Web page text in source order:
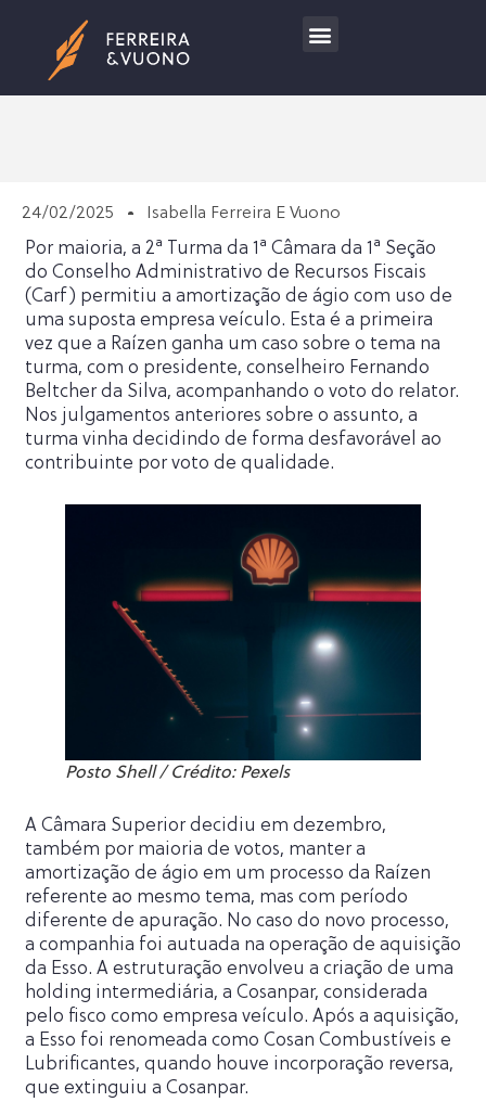
24/02/2025 Isabella Ferreira E Vuono
Por maioria, a 2ª Turma da 1ª Câmara da 1ª Seção
do Conselho Administrativo de Recursos Fiscais
(Carf) permitiu a amortização de ágio com uso de
uma suposta empresa veículo. Esta é a primeira
vez que a Raízen ganha um caso sobre o tema na
turma, com o presidente, conselheiro Fernando
Beltcher da Silva, acompanhando o voto do relator.
Nos julgamentos anteriores sobre o assunto, a
turma vinha decidindo de forma desfavorável ao
contribuinte por voto de qualidade.
Posto Shell / Crédito: Pexels
A Câmara Superior decidiu em dezembro,
também por maioria de votos, manter a
amortização de ágio em um processo da Raízen
referente ao mesmo tema, mas com período
diferente de apuração. No caso do novo processo,
a companhia foi autuada na operação de aquisição
da Esso. A estruturação envolveu a criação de uma
holding intermediária, a Cosanpar, considerada
pelo fisco como empresa veículo. Após a aquisição,
a Esso foi renomeada como Cosan Combustíveis e
Lubrificantes, quando houve incorporação reversa,
que extinguiu a Cosanpar.